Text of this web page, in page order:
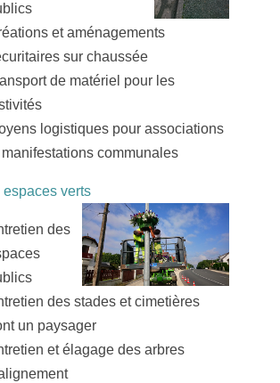
et aménagements
sur chaussée
de matériel pour les
logistiques pour associations
communales
espaces verts
des
des stades et cimetières
un paysager
et élagage des arbres